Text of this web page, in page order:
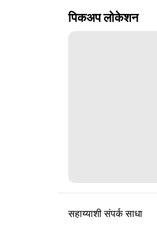
पिकअप लोकेशन
सहाय्याशी संपर्क साधा